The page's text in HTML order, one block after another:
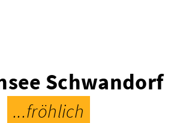
Schwandorf
...fröhlich